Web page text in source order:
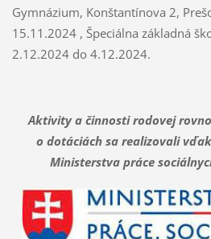
Gymnázium, Konštantínova 2,
15.11.2024 , Špeciálna základná
2.12.2024 do 4.12.2024.
Aktivity a činnosti rodovej
o dotáciách sa realizovali
Ministerstva práce